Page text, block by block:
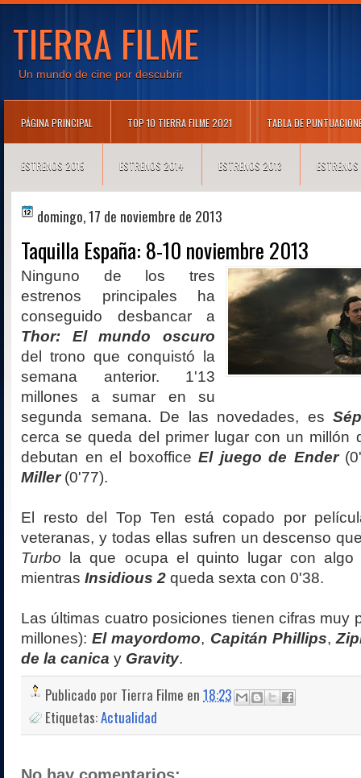
TIERRA FILME
Un mundo de cine por descubrir
PÁGINA PRINCIPAL TOP 10 TIERRA FILME 2021 TABLA DE
ESTRENOS 2015 ESTRENOS 2014 ESTRENOS 2013
domingo, 17 de noviembre de 2013
Taquilla España: 8-10 noviembre 2013
Ninguno de los tres
estrenos principales ha
conseguido desbancar a
Thor: El mundo oscuro
del trono que conquistó la
semana anterior. 1'13
millones a sumar en su
segunda semana. De las novedades, es
cerca se queda del primer lugar con un millón
debutan en el boxofficeEl juego de Ender
Miller(0'77).
El resto del Top Ten está copado por
veteranas, y todas ellas sufren un descenso
Turbo la que ocupa el quinto lugar con algo
mientras Insidious 2 queda sexta con 0'38.
Las últimas cuatro posiciones tienen cifras muy
millones):El mayordomo, Capitán Phillips,
de la canica y Gravity.
Publicado por Tierra Filme en 18:23
Etiquetas:Actualidad